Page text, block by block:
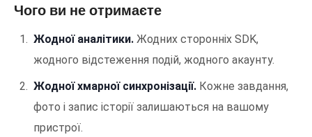
Чого ви не отримаєте
Жодної аналітики. Жодних сторонніх SDK,
жодного відстеження подій, жодного акаунту.
Жодної хмарної синхронізації. Кожне завдання,
фото і запис історії залишаються на вашому
пристрої.